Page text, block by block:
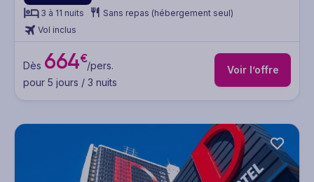
3 à 11 nuits
Sans repas (hébergement seul)
Vol inclus
Dès 664€/pers.
pour 5 jours / 3 nuits
Voir l’offre